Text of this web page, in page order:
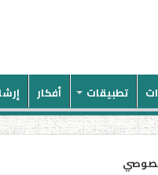
تطبيقات أفكار